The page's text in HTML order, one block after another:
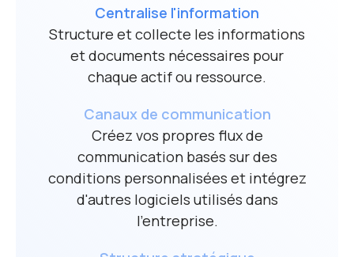
Centralise l'information
Structure et collecte les informations
et documents nécessaires pour
chaque actif ou ressource.
Canaux de communication
Créez vos propres flux de
communication basés sur des
conditions personnalisées et intégrez
d'autres logiciels utilisés dans
l'entreprise.